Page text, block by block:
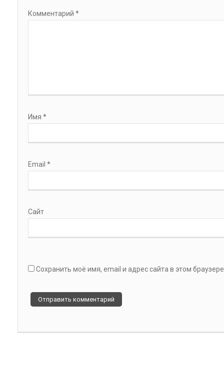
Комментарий *
Имя *
Email *
Сайт
Сохранить моё имя, email и адрес сайта в этом